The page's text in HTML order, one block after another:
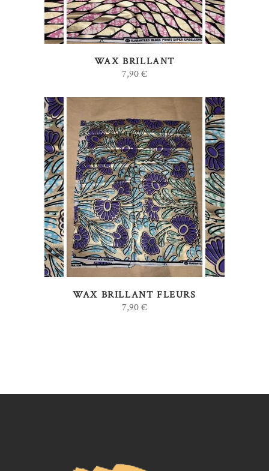
WAX BRILLANT
7,90€
AJOUTER AU PANIER
WAX BRILLANT FLEURS
7,90€